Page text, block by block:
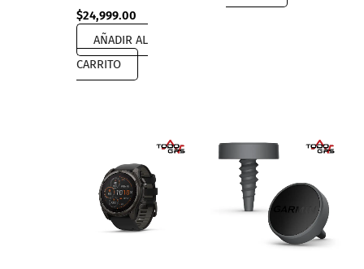
$24,999.00
AÑADIR AL
CARRITO